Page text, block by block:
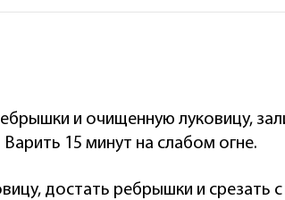
и очищенную луковицу,
15 минут на слабом огне.
достать ребрышки и срезать с